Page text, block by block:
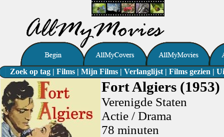
Zoek op tag | Films | Mijn Films | Verlanglijst | Films gezien |
Fort Algiers (1953)
Verenigde Staten
Actie / Drama
78 minuten